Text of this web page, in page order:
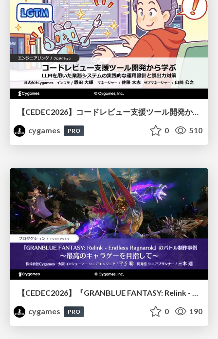
【CEDEC2026】コードレビュー支援ツール開発から学ぶ：LLMを用いた業務システムの実践的な運用設計と誤出力対策
cygames
PRO 0 510
【CEDEC2026】『GRANBLUE FANTASY: Relink - Endless Ragnarok』のバトル制作事例 ～最高のキャラゲーを目指して～
cygames
PRO 0 190